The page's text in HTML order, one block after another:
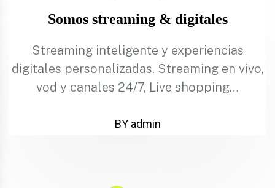
Somos streaming & digitales
Streaming inteligente y experiencias
digitales personalizadas. Streaming en vivo,
vod y canales 24/7, Live shopping…
BY admin